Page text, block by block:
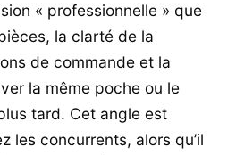
« professionnelle » que
la clarté de la
de commande et la
la même poche ou le
tard. Cet angle est
les concurrents, alors qu’il